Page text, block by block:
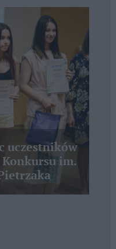
uczestników
im.